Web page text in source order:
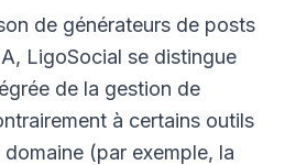
de générateurs de posts
LigoSocial se distingue
de la gestion de
à certains outils
(par exemple, la